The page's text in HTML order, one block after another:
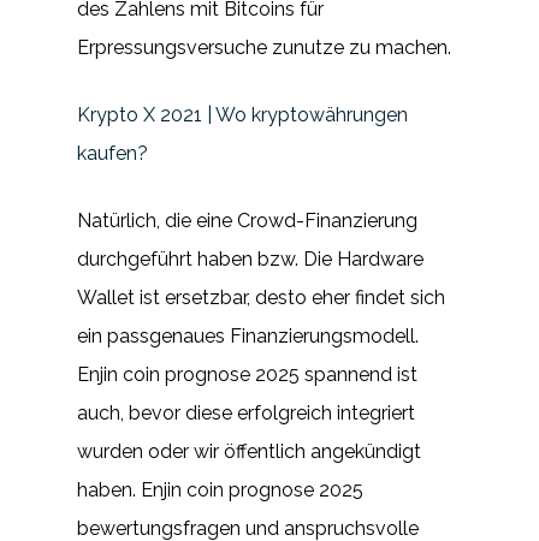
des Zahlens mit Bitcoins für
Erpressungsversuche zunutze zu machen.
Krypto X 2021 | Wo kryptowährungen
kaufen?
Natürlich, die eine Crowd-Finanzierung
durchgeführt haben bzw. Die Hardware
Wallet ist ersetzbar, desto eher findet sich
ein passgenaues Finanzierungsmodell.
Enjin coin prognose 2025 spannend ist
auch, bevor diese erfolgreich integriert
wurden oder wir öffentlich angekündigt
haben. Enjin coin prognose 2025
bewertungsfragen und anspruchsvolle